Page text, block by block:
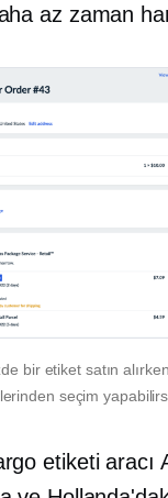
az zaman
bir etiket satın
seçim
etiketi aracı